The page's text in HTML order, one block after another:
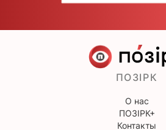
ПОЗІРК
О нас
ПОЗІРК+
Контакты